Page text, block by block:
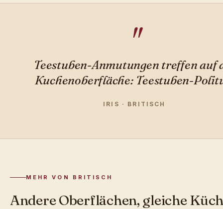
Teestuben-Anmutungen treffen auf
Kuchenoberfläche: Teestuben-
IRIS · BRITISCH
MEHR VON BRITISCH
Andere Oberflächen, gleiche